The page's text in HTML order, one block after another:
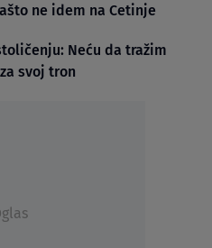
ne idem na Cetinje
Neću da tražim
svoj tron